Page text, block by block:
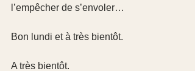
l’empêcher de s’envoler…
Bon lundi et à très bientôt.
A très bientôt.